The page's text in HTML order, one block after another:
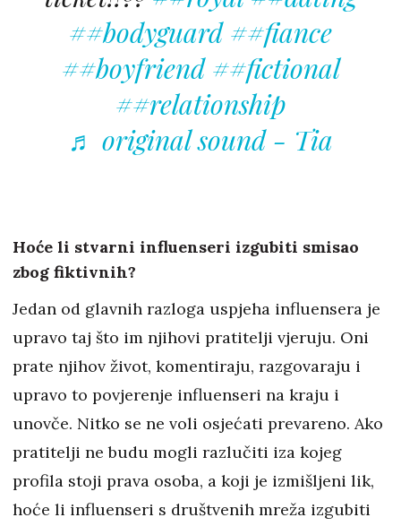
##bodyguard ##fiance
##boyfriend ##fictional
##relationship
♬ original sound - Tia
Hoće li stvarni influenseri izgubiti smisao
zbog fiktivnih?
Jedan od glavnih razloga uspjeha influensera je
upravo taj što im njihovi pratitelji vjeruju. Oni
prate njihov život, komentiraju, razgovaraju i
upravo to povjerenje influenseri na kraju i
unovče. Nitko se ne voli osjećati prevareno. Ako
pratitelji ne budu mogli razlučiti iza kojeg
profila stoji prava osoba, a koji je izmišljeni lik,
hoće li influenseri s društvenih mreža izgubiti